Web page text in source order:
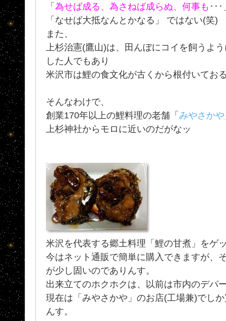
「 為せば成る、為さねば成らぬ、何事も ･･
「なせば大抵なんとかなる」 ではない(笑)
また、
上杉治憲(鷹山)は、田んぼにコイを飼うよ
した人でもあり
米沢市は鯉の食文化が古くから根付いてお
そんなわけで、
創業170年以上の鯉料理の老舗「 みやさかや
上杉神社からモロに近いのだがなッ
米沢を代表する郷土料理「鯉の甘煮」をゲ
今はネット通販で簡単に購入できますが、
が少し固いのでありんす。
出来立てのホクホクは、以前は市内のデパ
現在は「みやさかや」のお店(工場兼)でし
んす。